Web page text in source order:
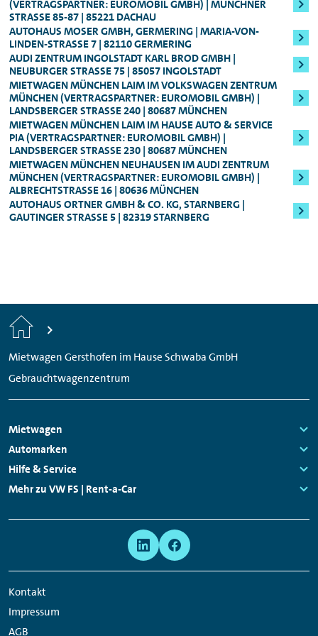
Mindestalter: 25 Jahre, Führerscheinbesitz:
Mind. 3 Jahre:
Für alle Audi S-Modelle, Fahrzeuge der
Oberklasse, sowie für den Audi e-tron
Genauere Informationen zum Mindestalter
können Ihnen jederzeit unsere
Mitarbeitenden vor Ort geben.
vorlegen müssen und nicht mit EC-Karte
zahlen können.
Sicherheitsleistung, die sich nach der
Fahrzeugklasseberechnet (in der Regel
250,00 bzw. 800,00 Euro). Die
Sicherheitsleistung erhalten Sie nach Ende
des Mietzeitraums natürlich umgehend
zurück.
freigeben.
(VERTRAGSPARTNER: EUROMOBIL GMBH) | MÜNCHNER
STRASSE 85-87 | 85221 DACHAU
AUTOHAUS MOSER GMBH, GERMERING | MARIA-VON-
LINDEN-STRASSE 7 | 82110 GERMERING
AUDI ZENTRUM INGOLSTADT KARL BROD GMBH |
NEUBURGER STRASSE 75 | 85057 INGOLSTADT
MIETWAGEN MÜNCHEN LAIM IM VOLKSWAGEN ZENTRUM
MÜNCHEN (VERTRAGSPARTNER: EUROMOBIL GMBH) |
LANDSBERGER STRASSE 240 | 80687 MÜNCHEN
MIETWAGEN MÜNCHEN LAIM IM HAUSE AUTO & SERVICE
PIA (VERTRAGSPARTNER: EUROMOBIL GMBH) |
LANDSBERGER STRASSE 230 | 80687 MÜNCHEN
MIETWAGEN MÜNCHEN NEUHAUSEN IM AUDI ZENTRUM
MÜNCHEN (VERTRAGSPARTNER: EUROMOBIL GMBH) |
ALBRECHTSTRASSE 16 | 80636 MÜNCHEN
AUTOHAUS ORTNER GMBH & CO. KG, STARNBERG |
GAUTINGER STRASSE 5 | 82319 STARNBERG
Start
Mietwagen Gersthofen im Hause Schwaba GmbH
Gebrauchtwagenzentrum
Footer
Navigation
Mietwagen
Links:
Automarken
Links:
Hilfe & Service
Links:
Mehr zu VW FS | Rent-a-Car
Kontakt
Impressum
AGB
Network
Links